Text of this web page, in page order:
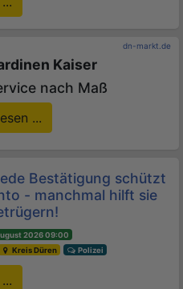
dn-markt.de
Kaiser
nach Maß
...
Bestätigung schützt
- manchmal hilft sie
2026 09:00
Kreis Düren Polizei